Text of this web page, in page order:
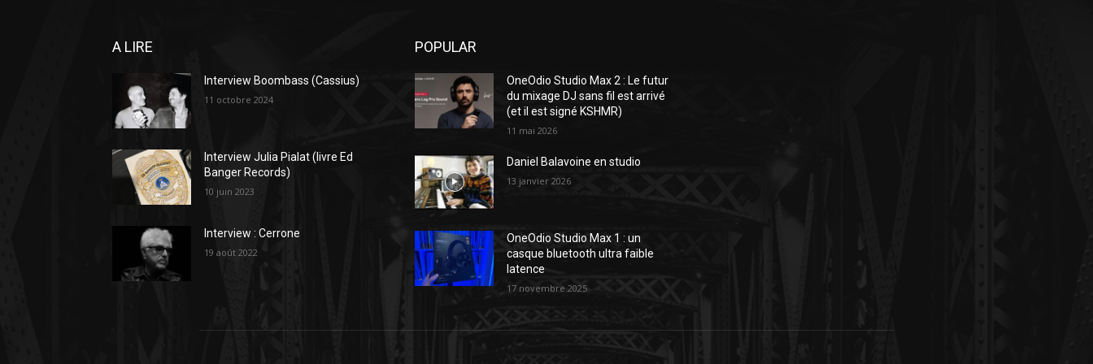
A LIRE
Interview Boombass (Cassius)
11 octobre 2024
Interview Julia Pialat (livre Ed
Banger Records)
10 juin 2023
Interview : Cerrone
19 août 2022
POPULAR
OneOdio Studio Max 2 : Le futur
du mixage DJ sans fil est arrivé
(et il est signé KSHMR)
11 mai 2026
Daniel Balavoine en studio
13 janvier 2026
OneOdio Studio Max 1 : un
casque bluetooth ultra faible
latence
17 novembre 2025